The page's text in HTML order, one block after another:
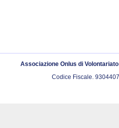
Associazione Onlus di
Codice Fiscale.